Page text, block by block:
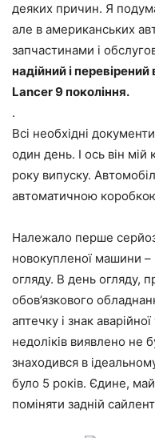
деяких причин. Я
але в американських
запчастинами і
надійний і
Lancer 9 покоління.
.
Всі необхідні
один день. І ось він
року випуску.
автоматичною
Належало перше
новокупленої машини
огляду. В день огляду,
обов’язкового
аптечку і знак
недоліків виявлено не
знаходився в
було 5 років. Єдине,
поміняти задній